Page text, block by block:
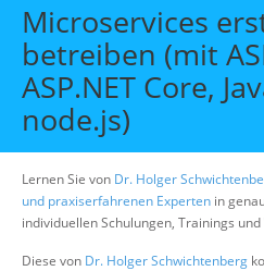
Beratung
Individuelle
Offene Seminare
Über uns
Suche
Microservices
betreiben (mit
ASP.NET Core,
node.js)
Lernen Sie von Dr. Holger
und praxiserfahrenen Experten in
individuellen Schulungen, Trainings
Diese von Dr. Holger Schwichtenberg